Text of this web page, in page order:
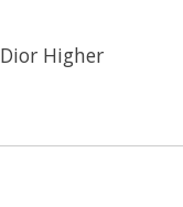
Dior Higher